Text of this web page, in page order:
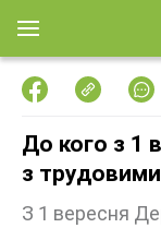
До кого з 1
з
З 1 вересня